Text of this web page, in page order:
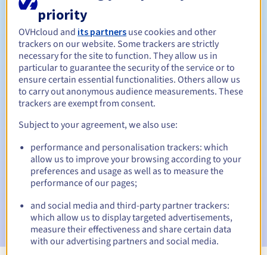
Verlengingsperiode
Inlosperiode
Automatische meldingen:
Waarschuwings-e-mails:60, 30, 15, 7 en 3 dagen vóór de
vervaldatum
E-mail op de vervaldatumom de schorsing van de
domeinnaam te melden
E-mail na de Redemption Grace Periodom de
verwijdering van de domeinnaam te melden
priority
OVHcloud and its partners use cookies and other
trackers on our website. Some trackers are strictly
necessary for the site to function. They allow us in
particular to guarantee the security of the service or to
ensure certain essential functionalities. Others allow us
to carry out anonymous audience measurements. These
trackers are exempt from consent.
Subject to your agreement, we also use:
performance and personalisation trackers: which
allow us to improve your browsing according to your
preferences and usage as well as to measure the
performance of our pages;
and social media and third-party partner trackers:
which allow us to display targeted advertisements,
measure their effectiveness and share certain data
with our advertising partners and social media.